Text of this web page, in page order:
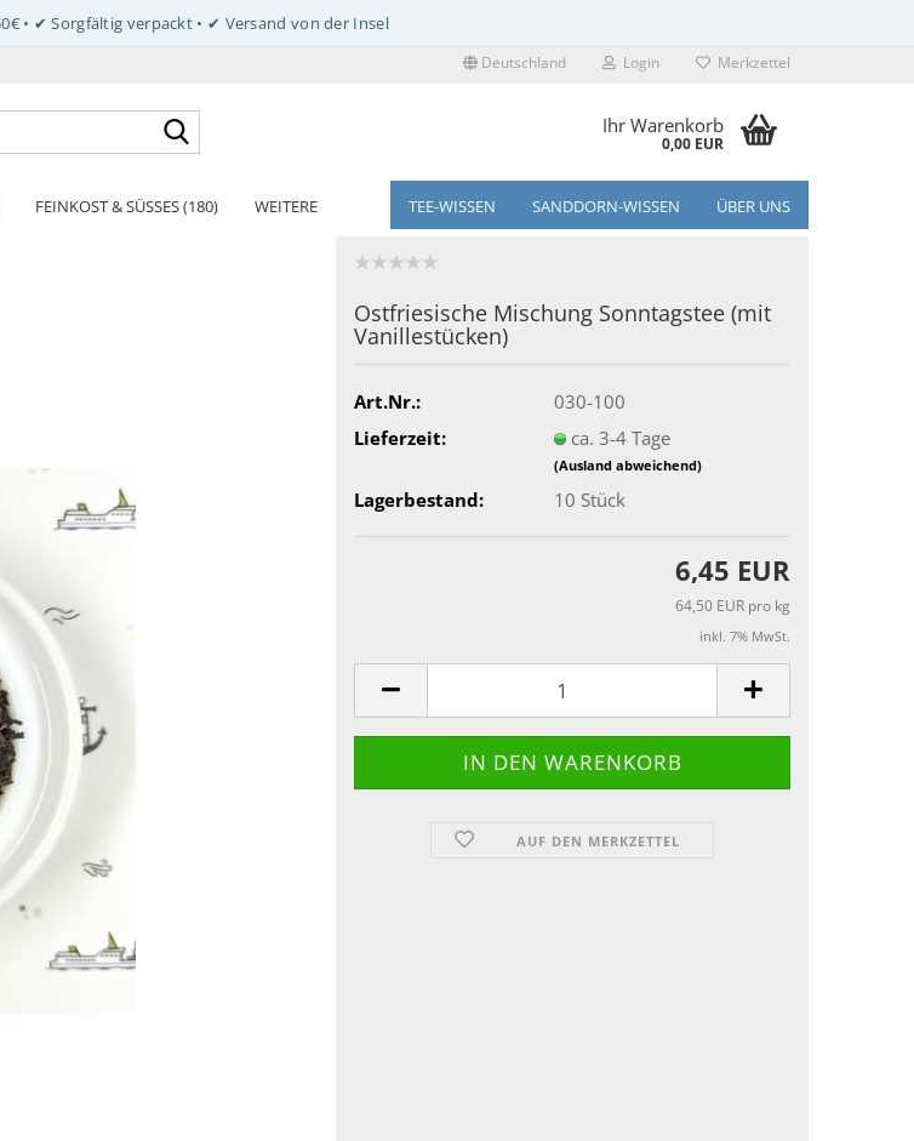
Deutschland Login Merkzettel
Ihr Warenkorb
0,00 EUR
FEINKOST & SÜSSES (180) TEE-WISSEN SANDDORN-WISSEN ÜBER UNS
WEITERE
Ostfriesische Mischung Sonntagstee (mit
Vanillestücken)
Art.Nr.:
030-100
Lieferzeit:
ca. 3-4 Tage
(Ausland abweichend)
Lagerbestand: 10 Stück
6,45 EUR
64,50 EUR pro kg
inkl. 7% MwSt.
AUF DEN MERKZETTEL